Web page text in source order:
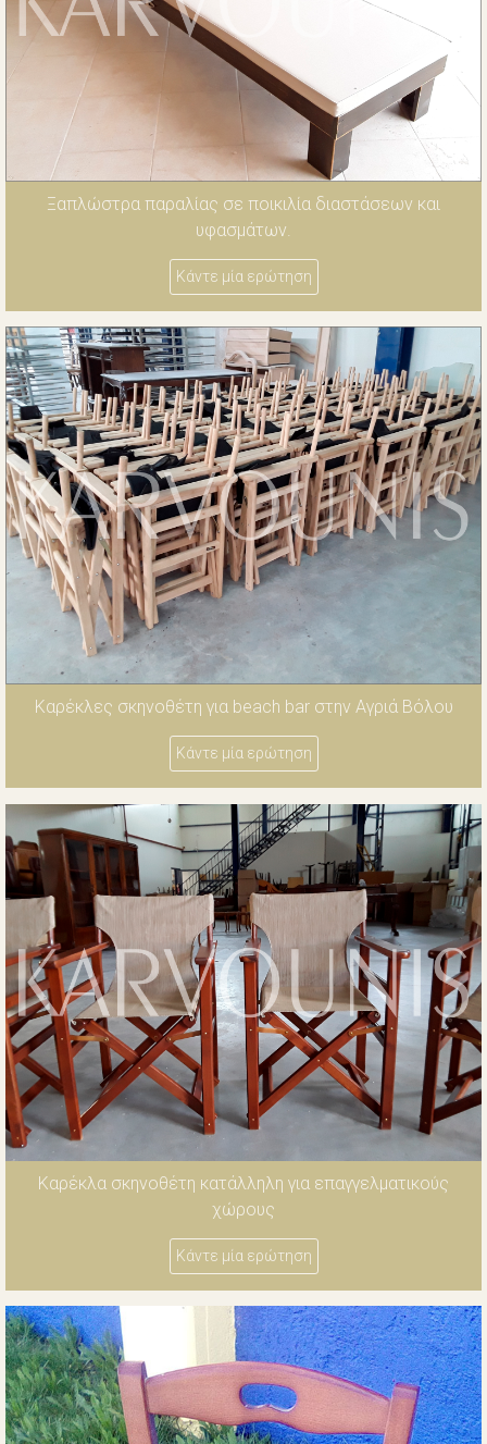
Ξαπλώστρα παραλίας σε ποικιλία διαστάσεων και
υφασμάτων.
Κάντε μία ερώτηση
Καρέκλες σκηνοθέτη για beach bar στην Αγριά Βόλου
Κάντε μία ερώτηση
Καρέκλα σκηνοθέτη κατάλληλη για επαγγελματικούς
χώρους
Κάντε μία ερώτηση